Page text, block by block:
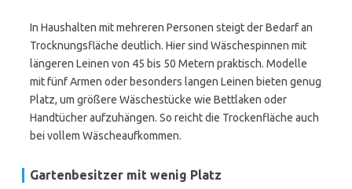
In Haushalten mit mehreren Personen steigt der Bedarf an
Trocknungsfläche deutlich. Hier sind Wäschespinnen mit
längeren Leinen von 45 bis 50 Metern praktisch. Modelle
mit fünf Armen oder besonders langen Leinen bieten genug
Platz, um größere Wäschestücke wie Bettlaken oder
Handtücher aufzuhängen. So reicht die Trockenfläche auch
bei vollem Wäscheaufkommen.
Gartenbesitzer mit wenig Platz